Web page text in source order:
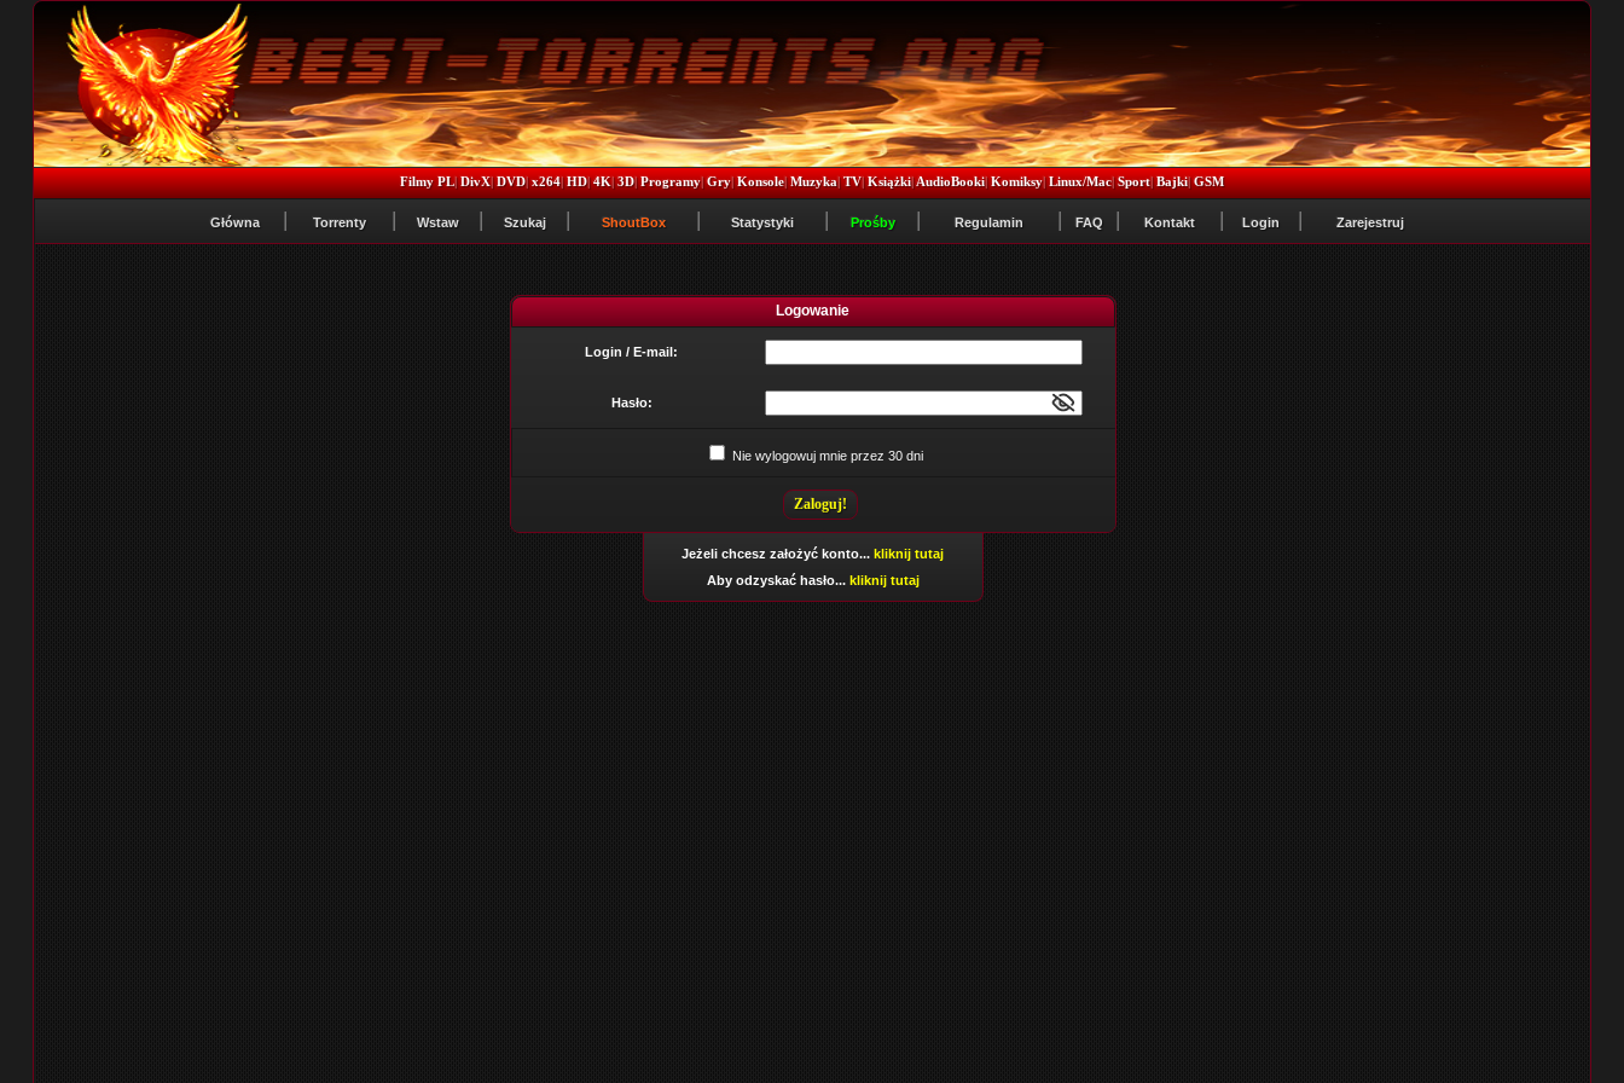
Filmy PL|DivX|DVD|x264|HD|4K|3D|Programy|Gry|Konsole|Muzyka|TV|Książki|AudioBooki|Komiksy|Linux/Mac|Sport|Bajki|GSM
Główna Torrenty Wstaw Szukaj ShoutBox Statystyki Prośby Regulamin FAQ Kontakt Login Zarejestruj
Logowanie
Login / E-mail:
Hasło:
Nie wylogowuj mnie przez 30 dni
Jeżeli chcesz założyć konto... kliknij tutaj
Aby odzyskać hasło... kliknij tutaj